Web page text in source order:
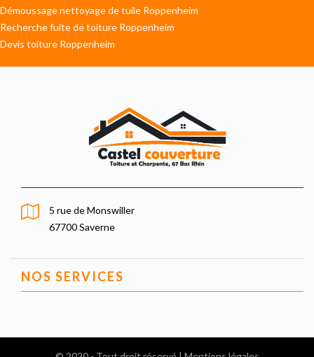
Démoussage nettoyage de tuile Roppenheim
Recherche fuite de toiture Roppenheim
Devis toiture Roppenheim
5 rue de Monswiller
67700 Saverne
NOS SERVICES